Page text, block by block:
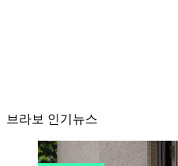
브라보 인기뉴스